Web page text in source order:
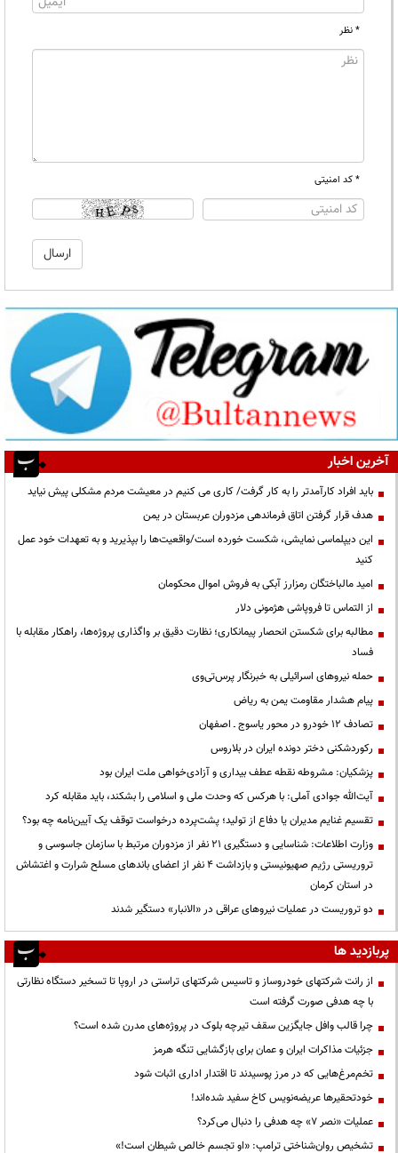
* نظر
* کد امنیتی
آخرین اخبار
باید افراد کارآمدتر را به کار گرفت/ کاری می کنیم در معیشت مردم مشکلی پیش نیاید
هدف قرار گرفتن اتاق‌ فرماندهی مزدوران عربستان در یمن
این دیپلماسی نمایشی، شکست خورده است/واقعیت‌ها را بپذیرید و به تعهدات خود عمل
کنید
امید مالباختگان رمزارز آبکی به فروش اموال محکومان
از التماس تا فروپاشی هژمونی دلار
مطالبه برای شکستن انحصار پیمانکاری؛ نظارت دقیق بر واگذاری پروژه‌ها، راهکار مقابله با
فساد
حمله نیروهای اسرائیلی به خبرنگار پرس‌تی‌وی
پیام هشدار مقاومت یمن به ریاض
تصادف ۱۲ خودرو در محور یاسوج ـ اصفهان
رکوردشکنی دختر دونده ایران در بلاروس
پزشکیان: مشروطه نقطه عطف بیداری و آزادی‌خواهی ملت ایران بود
آیت‌الله جوادی آملی: با هرکس که وحدت ملی و اسلامی را بشکند، باید مقابله کرد
تقسیم غنایم مدیران یا دفاع از تولید؛ پشت‌پرده درخواست توقف یک آیین‌نامه چه بود؟
وزارت اطلاعات: شناسایی و دستگیری ۲۱ نفر از مزدوران مرتبط با سازمان جاسوسی و
تروریستی رژیم صهیونیستی و بازداشت ۴ نفر از اعضای باندهای مسلح شرارت و اغتشاش
در استان کرمان
دو تروریست در عملیات نیروهای عراقی در «الانبار» دستگیر شدند
پربازدید ها
از رانت‌ شرکتهای خودروساز و تاسیس شرکتهای تراستی در اروپا تا تسخیر دستگاه نظارتی
با چه هدفی صورت گرفته است
چرا قالب وافل جایگزین سقف تیرچه بلوک در پروژه‌های مدرن شده است؟
جزئیات مذاکرات ایران و عمان برای بازگشایی تنگه هرمز
تخم‌مرغ‌هایی که در مرز پوسیدند تا اقتدار اداری اثبات شود
خودتحقیرها عریضه‌نویس کاخ سفید شده‌اند!
عملیات «نصر ۷» چه هدفی را دنبال می‌کرد؟
تشخیص روان‌شناختی ترامپ: «او تجسم خالص شیطان است!»